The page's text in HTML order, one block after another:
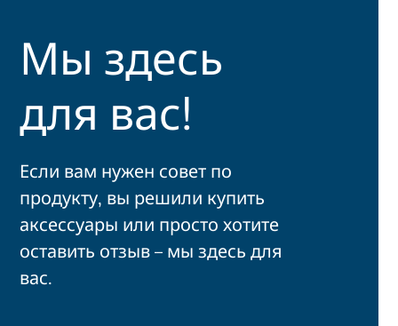
Мы здесь
для вас!
Если вам нужен совет по
продукту, вы решили купить
аксессуары или просто хотите
оставить отзыв – мы здесь для
вас.